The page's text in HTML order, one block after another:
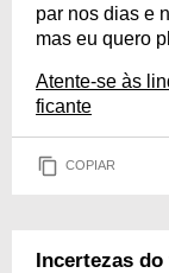
par nos dias e
mas eu quero
Atente-se às
ficante
COPIAR
Incertezas